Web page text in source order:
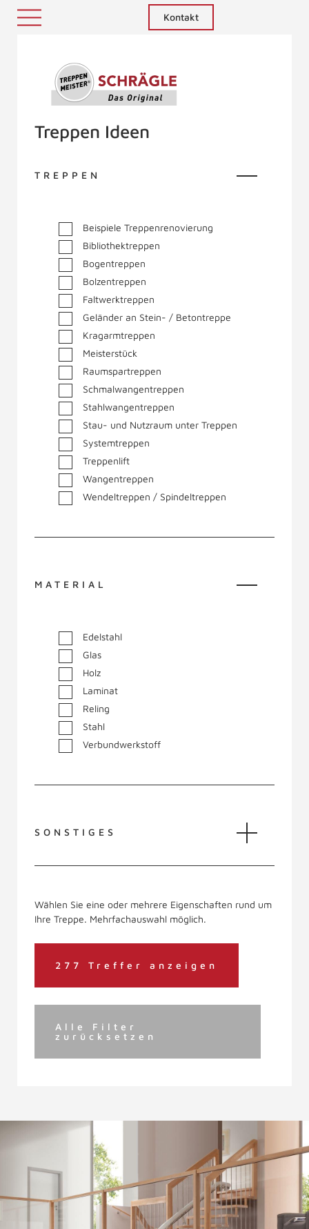
Kontakt
Treppen Ideen
TREPPEN
Beispiele Treppenrenovierung
Bibliothektreppen
Bogentreppen
Bolzentreppen
Faltwerktreppen
Geländer an Stein- / Betontreppe
Kragarmtreppen
Meisterstück
Raumspartreppen
Schmalwangentreppen
Stahlwangentreppen
Stau- und Nutzraum unter Treppen
Systemtreppen
Treppenlift
Wangentreppen
Wendeltreppen / Spindeltreppen
MATERIAL
Edelstahl
Glas
Holz
Laminat
Reling
Stahl
Verbundwerkstoff
SONSTIGES
Wählen Sie eine oder mehrere Eigenschaften rund um
Ihre Treppe. Mehrfachauswahl möglich.
277 Treffer anzeigen
Alle Filter
zurücksetzen